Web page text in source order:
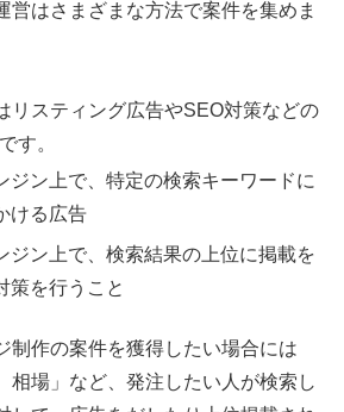
営はさまざまな方法で案件を集めま
リスティング広告やSEO対策などの
す。
ジン上で、特定の検索キーワードに
ける広告
ジン上で、検索結果の上位に掲載を
策を行うこと
制作の案件を獲得したい場合には
相場」など、発注したい人が検索し